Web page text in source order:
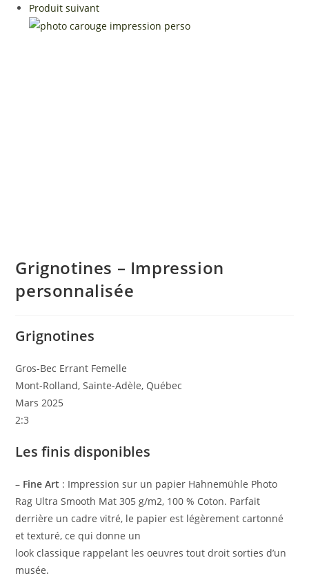
Produit suivant
Grignotines – Impression
personnalisée
Grignotines
Gros-Bec Errant Femelle
Mont-Rolland, Sainte-Adèle, Québec
Mars 2025
2:3
Les finis disponibles
– Fine Art : Impression sur un papier Hahnemühle Photo
Rag Ultra Smooth Mat 305 g/m2, 100 % Coton. Parfait
derrière un cadre vitré, le papier est légèrement cartonné
et texturé, ce qui donne un
look classique rappelant les oeuvres tout droit sorties d’un
musée.